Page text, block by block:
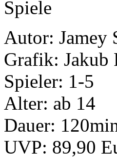
Autor: Jamey
Grafik: Jakub
Spieler: 1-5
Alter: ab 14
Dauer:
UVP: 89,90